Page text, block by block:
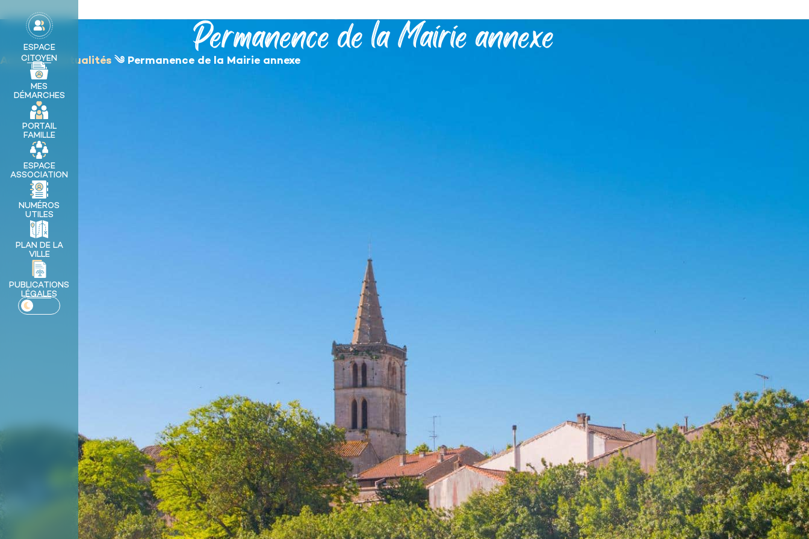
principal
MON QUOTIDIEN DÉCOUVRIR SÉRIGNAN
MES DÉMARCHES
ESPACE
CITOYEN
MES
DÉMARCHES
PORTAIL
FAMILLE
ESPACE
ASSOCIATION
NUMÉROS
UTILES
PLAN DE LA
VILLE
PUBLICATIONS
LÉGALES
Permanence de la Mairie annexe
Accueil༄Actualités ༄ Permanence de la Mairie annexe